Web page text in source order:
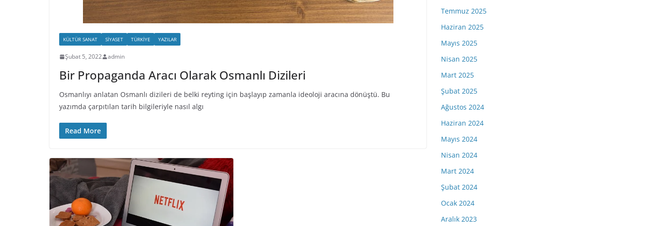
KÜLTÜR SANAT SIYASET TÜRKIYE YAZILAR
Şubat 5, 2022 admin
Bir Propaganda Aracı Olarak Osmanlı Dizileri
Osmanlıyı anlatan Osmanlı dizileri de belki reyting için başlayıp zamanla ideoloji aracına dönüştü. Bu
yazımda çarpıtılan tarih bilgileriyle nasıl algı
Read More
Temmuz 2025
Haziran 2025
Mayıs 2025
Nisan 2025
Mart 2025
Şubat 2025
Ağustos 2024
Haziran 2024
Mayıs 2024
Nisan 2024
Mart 2024
Şubat 2024
Ocak 2024
Aralık 2023